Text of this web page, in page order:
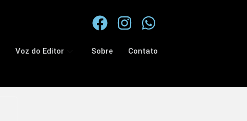
Voz do Editor Sobre Contato